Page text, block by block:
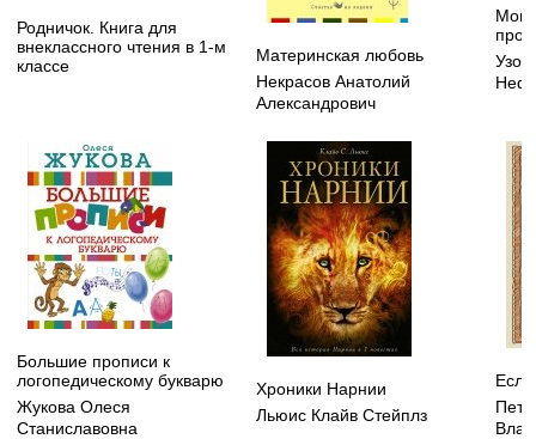
Родничок. Книга для
внеклассного чтения в 1-м
классе
Материнская любовь
Некрасов Анатолий
Александрович
Мои
Большие прописи к
логопедическому букварю
Жукова Олеся
Станиславовна
Хроники Нарнии
Льюис Клайв Стейплз